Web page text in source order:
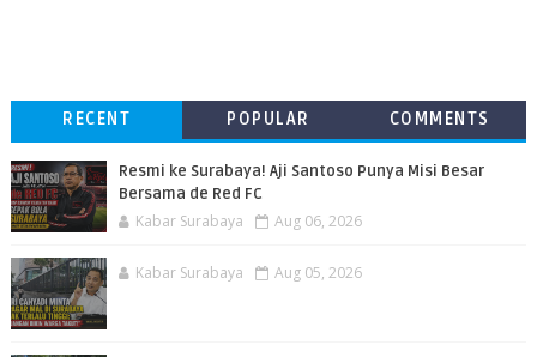
RECENT POPULAR COMMENTS
Resmi ke Surabaya! Aji Santoso Punya Misi Besar
Bersama de Red FC
Kabar Surabaya Aug 06, 2026
Kabar Surabaya Aug 05, 2026